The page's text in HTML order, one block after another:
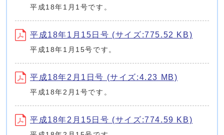
平成18年1月1号です。
平成18年1月15日号 (サイズ:775.52 KB)
平成18年1月15号です。
平成18年2月1日号 (サイズ:4.23 MB)
平成18年2月1号です。
平成18年2月15日号 (サイズ:774.59 KB)